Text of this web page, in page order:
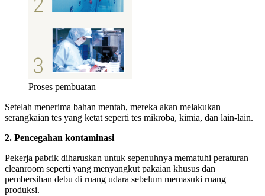
Proses pembuatan
Setelah menerima bahan mentah, mereka akan melakukan
serangkaian tes yang ketat seperti tes mikroba, kimia, dan lain-lain.
2. Pencegahan kontaminasi
Pekerja pabrik diharuskan untuk sepenuhnya mematuhi peraturan
cleanroom seperti yang menyangkut pakaian khusus dan
pembersihan debu di ruang udara sebelum memasuki ruang
produksi.